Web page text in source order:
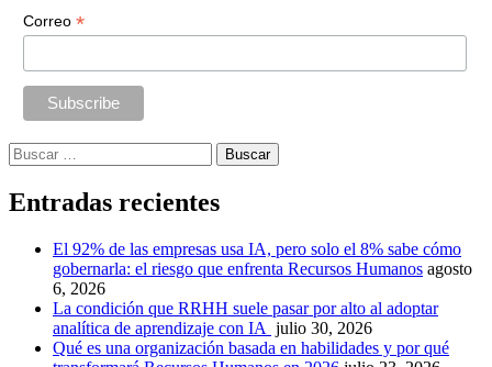
Correo *
Buscar:
Entradas recientes
El 92% de las empresas usa IA, pero solo el 8% sabe cómo
gobernarla: el riesgo que enfrenta Recursos Humanos agosto
6, 2026
La condición que RRHH suele pasar por alto al adoptar
analítica de aprendizaje con IA julio 30, 2026
Qué es una organización basada en habilidades y por qué